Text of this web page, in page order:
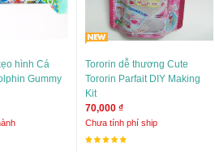
hình Cá
Gummy
Tororin dễ thương Cute
Tororin Parfait DIY Making
Kit
70,000 ₫
Chưa tính phí ship